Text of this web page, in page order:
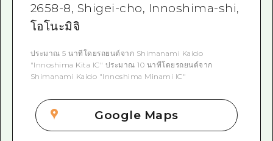
2658-8, Shigei-cho, Innoshima-shi,
โอโนะมิจิ
ประมาณ 5 นาทีโดยรถยนต์จาก Shimanami Kaido
"Innoshima Kita IC" ประมาณ 10 นาทีโดยรถยนต์จาก
Shimanami Kaido "Innoshima Minami IC"
Google Maps